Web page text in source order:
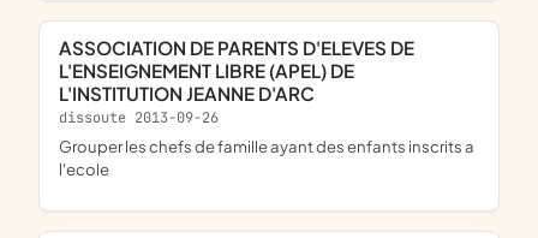
ASSOCIATION DE PARENTS D'ELEVES DE
L'ENSEIGNEMENT LIBRE (APEL) DE
L'INSTITUTION JEANNE D'ARC
dissoute 2013-09-26
grouper les chefs de famille ayant des enfants inscrits a
l'ecole